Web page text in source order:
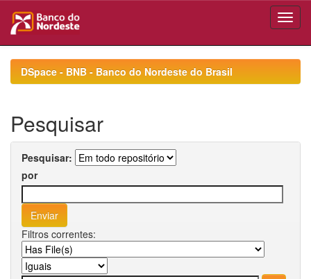
navigationDSpace - BNB - Banco do Nordeste do Brasil
Pesquisar
Pesquisar:
por
Filtros correntes: